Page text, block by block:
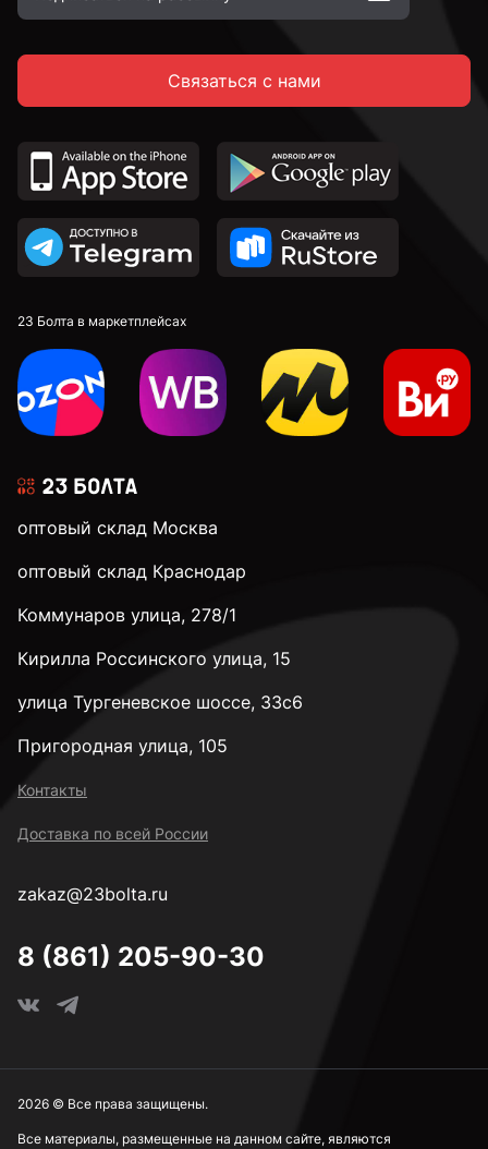
Связаться с нами
23 Болта в маркетплейсах
оптовый склад Москва
оптовый склад Краснодар
Коммунаров улица, 278/1
Кирилла Россинского улица, 15
улица Тургеневское шоссе, 33с6
Пригородная улица, 105
Контакты
Доставка по всей России
zakaz@23bolta.ru
8 (861) 205-90-30
Все материалы, размещенные на данном сайте, являются
2026 © Все права защищены.